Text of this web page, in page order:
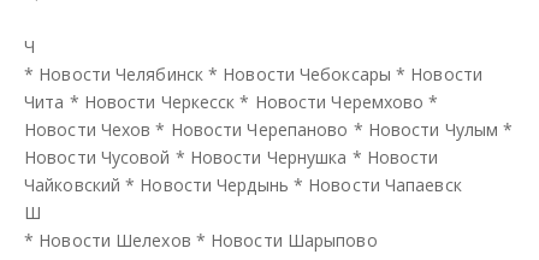
Ч
* Новости Челябинск* Новости Чебоксары * Новости
Чита * Новости Черкесск * Новости Черемхово *
Новости Чехов * Новости Черепаново * Новости Чулым *
Новости Чусовой * Новости Чернушка * Новости
Чайковский * Новости Чердынь * Новости Чапаевск
Ш
* Новости Шелехов * Новости Шарыпово